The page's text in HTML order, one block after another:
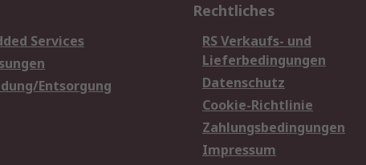
Services
Entsorgung
Rechtliches
RS Verkaufs- und
Lieferbedingungen
Datenschutz
Cookie-Richtlinie
Zahlungsbedingungen
Impressum